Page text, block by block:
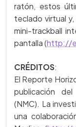
ratón, estos
teclado virtual
mini-trackball
pantalla (http://
CRÉDITOS:
El Reporte
publicación
(NMC). La
una